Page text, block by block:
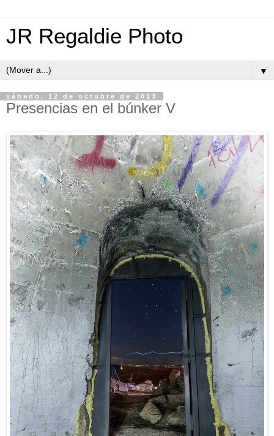
JR Regaldie Photo
▼
sábado, 12 de octubre de 2013
Presencias en el búnker V